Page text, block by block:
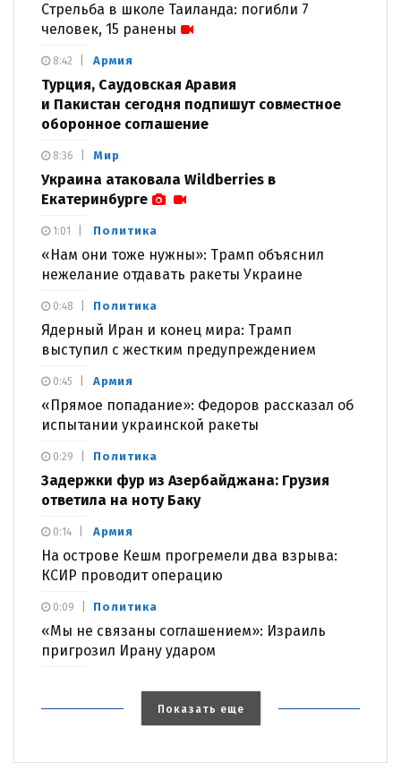
Стрельба в школе Таиланда: погибли 7
человек, 15 ранены
Армия
Турция, Саудовская Аравия
и Пакистан сегодня подпишут совместное
оборонное соглашение
8:42
Мир
Украина атаковала Wildberries в
Екатеринбурге
8:36
Политика
«Нам они тоже нужны»: Трамп объяснил
нежелание отдавать ракеты Украине
1:01
Политика
Ядерный Иран и конец мира: Трамп
выступил с жестким предупреждением
0:48
Армия
«Прямое попадание»: Федоров рассказал об
испытании украинской ракеты
0:45
Политика
Задержки фур из Азербайджана: Грузия
ответила на ноту Баку
0:29
Армия
На острове Кешм прогремели два взрыва:
КСИР проводит операцию
0:14
Политика
«Мы не связаны соглашением»: Израиль
пригрозил Ирану ударом
0:09
Показать еще